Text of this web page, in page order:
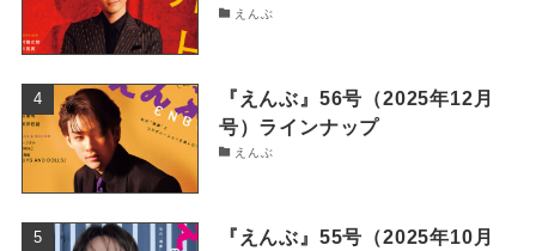
えんぶ
『えんぶ』56号（2025年12月
号）ラインナップ
えんぶ
『えんぶ』55号（2025年10月